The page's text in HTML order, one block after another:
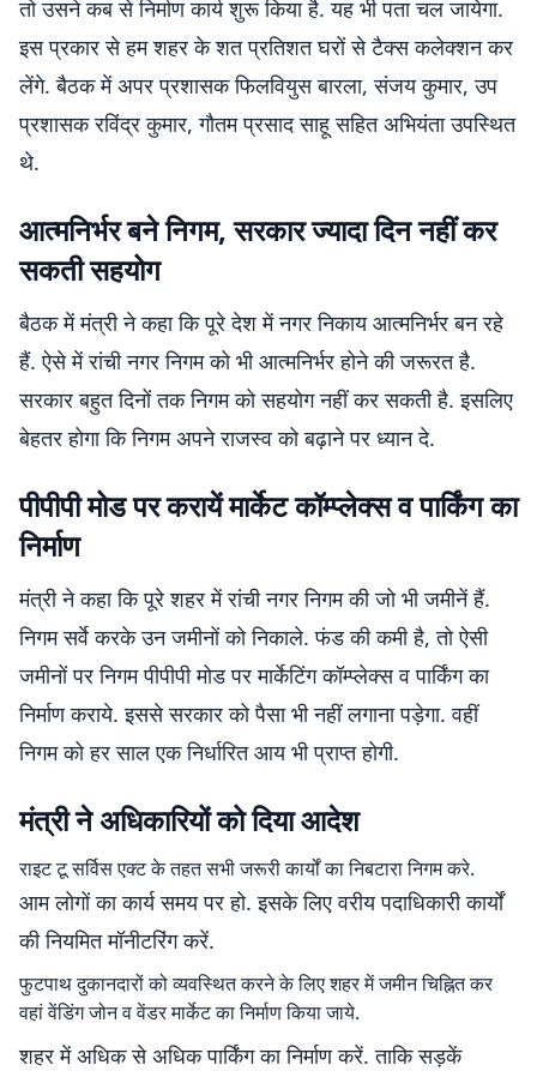
तो उसने कब से निर्माण कार्य शुरू किया है. यह भी पता चल जायेगा.
इस प्रकार से हम शहर के शत प्रतिशत घरों से टैक्स कलेक्शन कर
लेंगे. बैठक में अपर प्रशासक फिलवियुस बारला, संजय कुमार, उप
प्रशासक रविंद्र कुमार, गौतम प्रसाद साहू सहित अभियंता उपस्थित
थे.
आत्मनिर्भर बने निगम, सरकार ज्यादा दिन नहीं कर
सकती सहयोग
बैठक में मंत्री ने कहा कि पूरे देश में नगर निकाय आत्मनिर्भर बन रहे
हैं. ऐसे में रांची नगर निगम को भी आत्मनिर्भर होने की जरूरत है.
सरकार बहुत दिनों तक निगम को सहयोग नहीं कर सकती है. इसलिए
बेहतर होगा कि निगम अपने राजस्व को बढ़ाने पर ध्यान दे.
पीपीपी मोड पर करायें मार्केट कॉम्प्लेक्स व पार्किंग का
निर्माण
मंत्री ने कहा कि पूरे शहर में रांची नगर निगम की जो भी जमीनें हैं.
निगम सर्वे करके उन जमीनों को निकाले. फंड की कमी है, तो ऐसी
जमीनों पर निगम पीपीपी मोड पर मार्केटिंग कॉम्प्लेक्स व पार्किंग का
निर्माण कराये. इससे सरकार को पैसा भी नहीं लगाना पड़ेगा. वहीं
निगम को हर साल एक निर्धारित आय भी प्राप्त होगी.
मंत्री ने अधिकारियों को दिया आदेश
राइट टू सर्विस एक्ट के तहत सभी जरूरी कार्यों का निबटारा निगम करे.
आम लोगों का कार्य समय पर हो. इसके लिए वरीय पदाधिकारी कार्यों
की नियमित मॉनीटरिंग करें.
फुटपाथ दुकानदारों को व्यवस्थित करने के लिए शहर में जमीन चिह्नित कर
वहां वेंडिंग जोन व वेंडर मार्केट का निर्माण किया जाये.
शहर में अधिक से अधिक पार्किंग का निर्माण करें. ताकि सड़कें